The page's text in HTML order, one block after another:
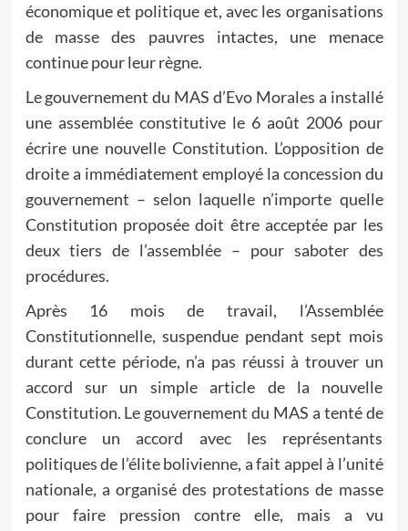
économique et politique et, avec les organisations
de masse des pauvres intactes, une menace
continue pour leur règne.
Le gouvernement du MAS d’Evo Morales a installé
une assemblée constitutive le 6 août 2006 pour
écrire une nouvelle Constitution. L’opposition de
droite a immédiatement employé la concession du
gouvernement – selon laquelle n’importe quelle
Constitution proposée doit être acceptée par les
deux tiers de l’assemblée – pour saboter des
procédures.
Après 16 mois de travail, l’Assemblée
Constitutionnelle, suspendue pendant sept mois
durant cette période, n’a pas réussi à trouver un
accord sur un simple article de la nouvelle
Constitution. Le gouvernement du MAS a tenté de
conclure un accord avec les représentants
politiques de l’élite bolivienne, a fait appel à l’unité
nationale, a organisé des protestations de masse
pour faire pression contre elle, mais a vu